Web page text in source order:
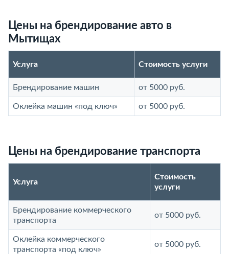
Цены на брендирование авто в
Мытищах
Услуга Стоимость услуги
Брендирование машин от 5000 руб.
Оклейка машин «под ключ» от 5000 руб.
Цены на брендирование транспорта
Услуга
Стоимость
услуги
Брендирование коммерческого
транспорта
от 5000 руб.
Оклейка коммерческого
транспорта «под ключ»
от 5000 руб.